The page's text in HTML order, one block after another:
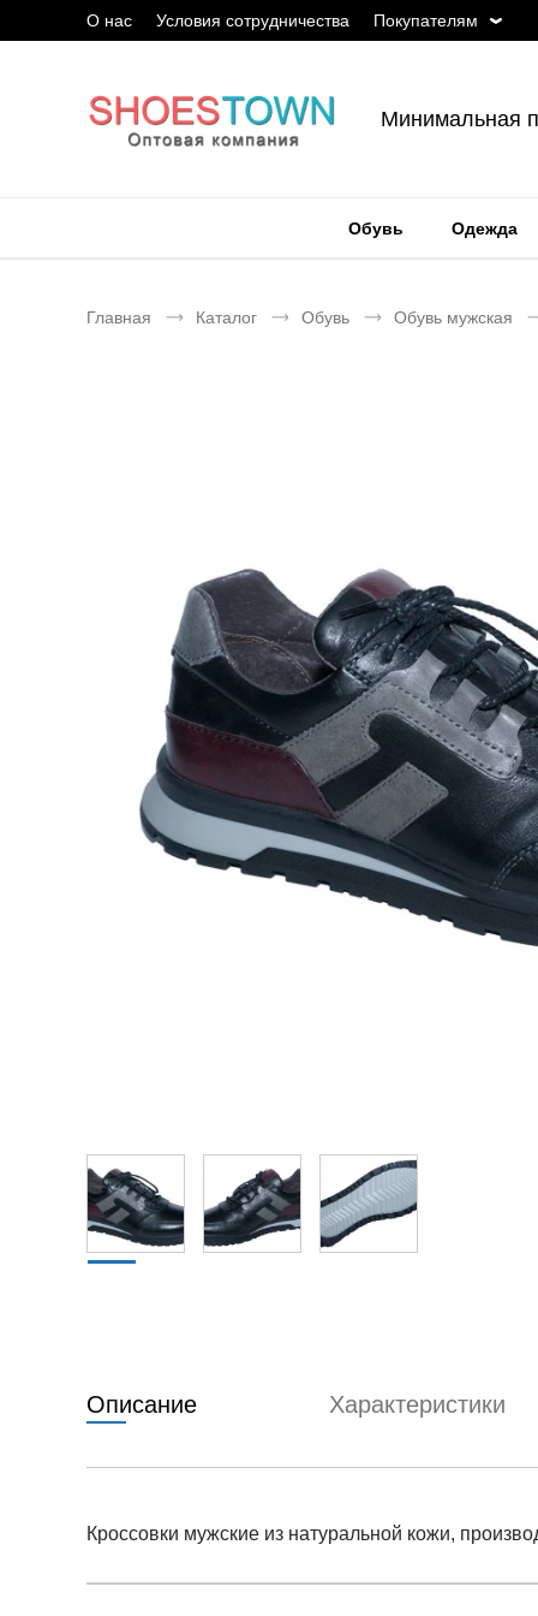
О нас Условия сотрудничества Покупателям
Минимальная
Обувь Одежда
Главная Каталог Обувь Обувь мужская
Описание Характеристики
Кроссовки мужские из натуральной кожи,